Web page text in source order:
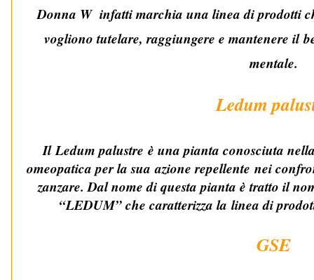
Donna W infatti marchia una linea di prodotti
vogliono tutelare, raggiungere e mantenere il
mentale.
Ledum
IlLedum palustre è una pianta conosciuta
omeopatica per la suaazione repellente nei
zanzare. Dal nome di questa pianta è tratto il
“LEDUM” che caratterizza la linea di
GSE